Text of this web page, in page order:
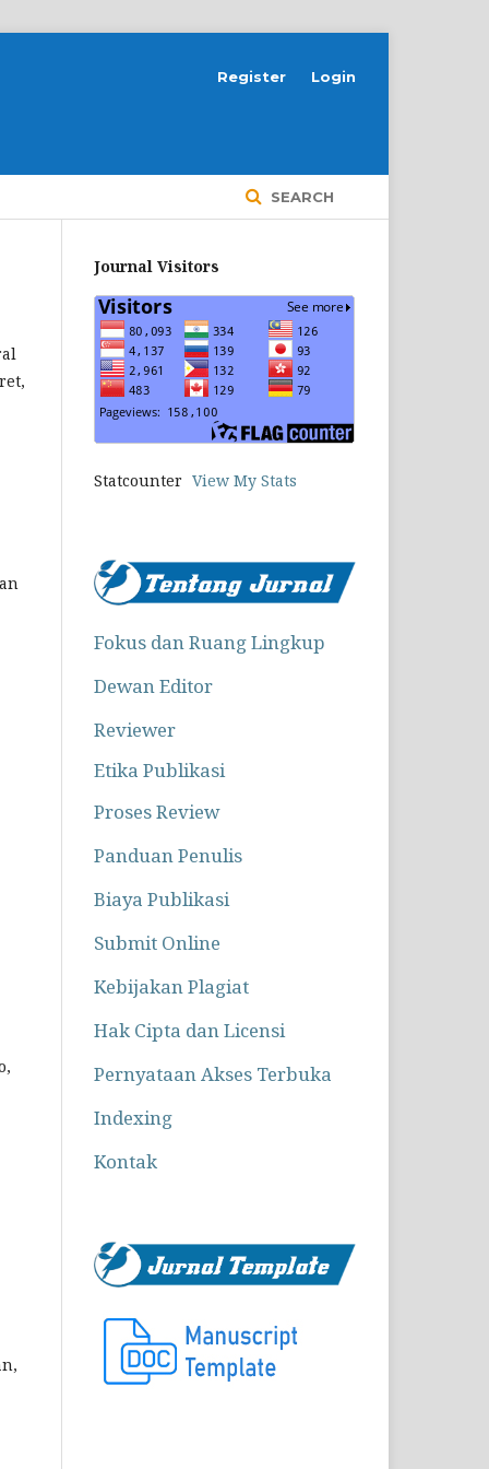
SEARCH
Register Login
Journal Visitors
Statcounter View My Stats
Fokus dan Ruang Lingkup
Dewan Editor
Reviewer
Etika Publikasi
Proses Review
Panduan Penulis
Biaya Publikasi
Submit Online
Kebijakan Plagiat
Hak Cipta dan Licensi
Pernyataan Akses Terbuka
Indexing
Kontak